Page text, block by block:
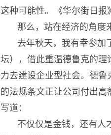
这种可能性。《华尔街日报
那么，站在经济的角度
去年秋天，我有幸参加
坛），借此重温德鲁克的理
力去建设企业型社会。德
的法规条文正让公司付出
写道：
不仅仅是金钱，还有人